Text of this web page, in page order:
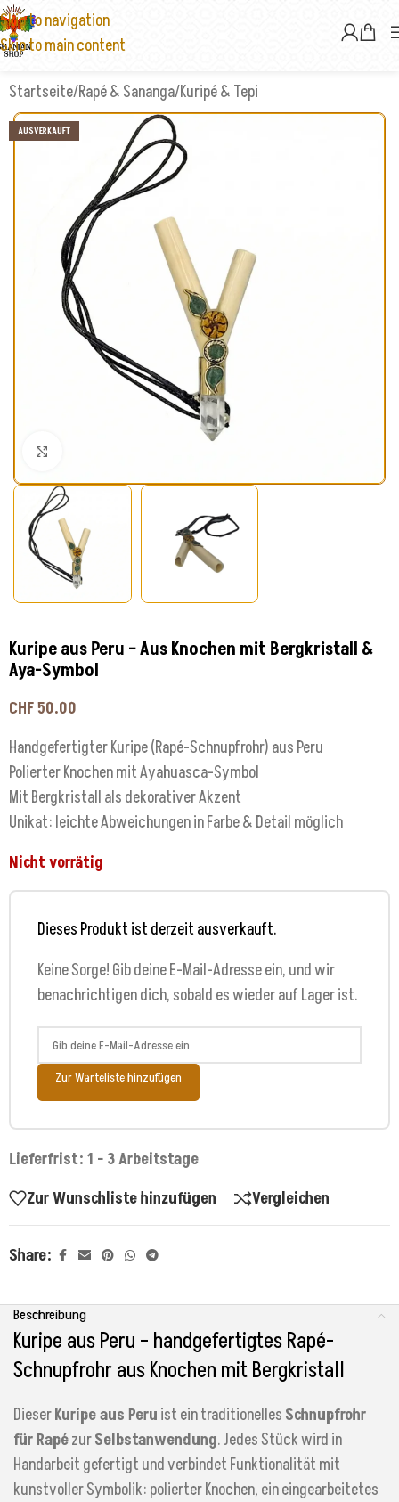
Skip to navigation
Skip to main content
Startseite/Rapé & Sananga/Kuripé & Tepi
AUSVERKAUFT
Kuripe aus Peru – Aus Knochen mit Bergkristall &
Aya-Symbol
CHF50.00
Handgefertigter Kuripe (Rapé-Schnupfrohr) aus Peru
Polierter Knochen mit Ayahuasca-Symbol
Mit Bergkristall als dekorativer Akzent
Unikat: leichte Abweichungen in Farbe & Detail möglich
Nicht vorrätig
Dieses Produkt ist derzeit ausverkauft.
Keine Sorge! Gib deine E-Mail-Adresse ein, und wir
benachrichtigen dich, sobald es wieder auf Lager ist.
Zur Warteliste hinzufügen
Lieferfrist: 1 - 3 Arbeitstage
Zur Wunschliste hinzufügen
Vergleichen
Share:
Beschreibung
Kuripe aus Peru – handgefertigtes Rapé-
Schnupfrohr aus Knochen mit Bergkristall
DieserKuripe aus Peru ist ein traditionelles Schnupfrohr
für RapézurSelbstanwendung. Jedes Stück wird in
Handarbeit gefertigt und verbindet Funktionalität mit
kunstvoller Symbolik: polierter Knochen, ein eingearbeitetes